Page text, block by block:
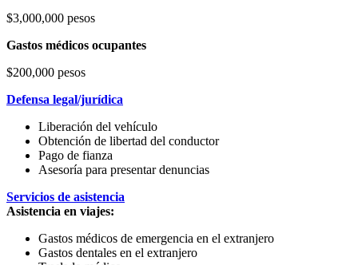
$3,000,000 pesos
Gastos médicos ocupantes
$200,000 pesos
Defensa legal/jurídica
Liberación del vehículo
Obtención de libertad del conductor
Pago de fianza
Asesoría para presentar denuncias
Servicios de asistencia
Asistencia en viajes:
Gastos médicos de emergencia en el extranjero
Gastos dentales en el extranjero